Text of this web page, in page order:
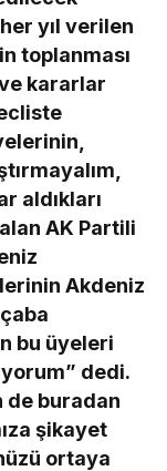
yıl verilen
toplanması
kararlar
aldıkları
AK Partili
Akdeniz
bu üyeleri
dedi.
de buradan
şikayet
ortaya